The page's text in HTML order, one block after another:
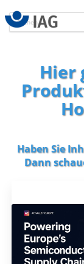
Hier
Haben Sie
Dann